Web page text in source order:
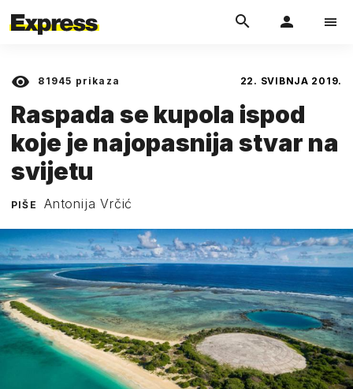
81945 prikaza 22. SVIBNJA 2019.
Raspada se kupola ispod
koje je najopasnija stvar na
svijetu
PIŠE Antonija Vrčić